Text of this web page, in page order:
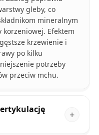
gleby, co
mineralnym
Efektem
krzewienie i
po kilku
potrzeby
przeciw mchu.